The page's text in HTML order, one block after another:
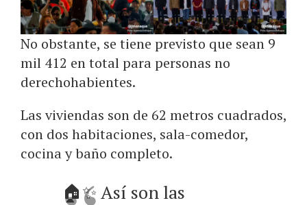
No obstante, se tiene previsto que sean 9
mil 412 en total para personas no
derechohabientes.
Las viviendas son de 62 metros cuadrados,
con dos habitaciones, sala-comedor,
cocina y baño completo.
🏠✨ Así son las